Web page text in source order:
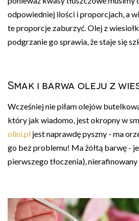
odpowiedniej ilości i proporcjach, a
te proporcje zaburzyć. Olej z
podgrzanie go sprawia, że staje się
Smak i barwa oleju z
Wcześniej nie piłam olejów
który jak wiadomo, jest okropny w
olini.pl jest naprawdę pyszny - ma
go bez problemu! Ma żółtą barwę -
pierwszego tłoczenia),